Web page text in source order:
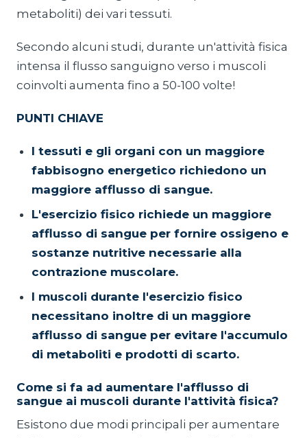
metaboliti) dei vari tessuti.
Secondo alcuni studi, durante un'attività fisica
intensa il flusso sanguigno verso i muscoli
coinvolti aumenta fino a 50-100 volte!
PUNTI CHIAVE
I tessuti e gli organi con un maggiore
fabbisogno energetico richiedono un
maggiore afflusso di sangue.
L'esercizio fisico richiede un maggiore
afflusso di sangue per fornire ossigeno e
sostanze nutritive necessarie alla
contrazione muscolare.
I muscoli durante l'esercizio fisico
necessitano inoltre di un maggiore
afflusso di sangue per evitare l'accumulo
di metaboliti e prodotti di scarto.
Come si fa ad aumentare l'afflusso di
sangue ai muscoli durante l'attività fisica?
Esistono due modi principali per aumentare